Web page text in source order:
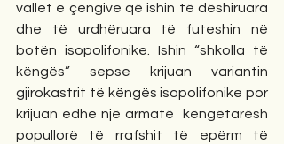
vallet e çengive që ishin të dëshiruara
dhe të urdhëruara të futeshin në
botën isopolifonike. Ishin “shkolla të
këngës” sepse krijuan variantin
gjirokastrit të këngës isopolifonike por
krijuan edhe një armatë  këngëtarësh
popullorë të rrafshit të epërm të